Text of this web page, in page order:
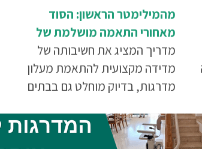
מהמילימטר הראשון: הסוד
מאחורי התאמה מושלמת של
מעלון למדרגות
מדריך המציג את חשיבותה של
מדידה מקצועית להתאמת מעלון
מדרגות, בדיוק מוחלט גם בבתים